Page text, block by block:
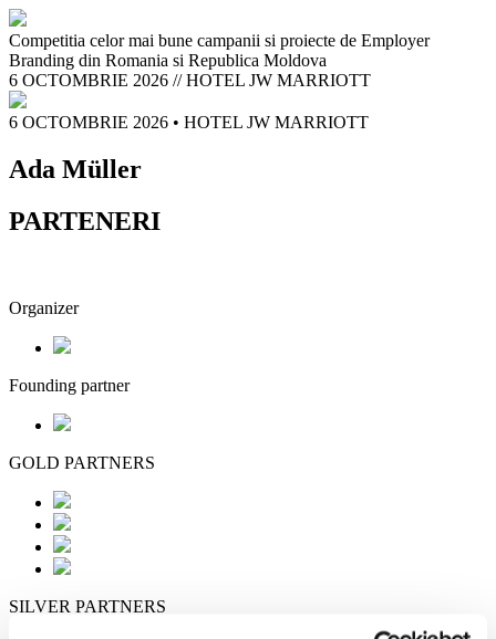
Competitia celor mai bune campanii si proiecte de Employer
Branding din Romania si Republica Moldova
6 OCTOMBRIE 2026 //HOTEL JW MARRIOTT
6 OCTOMBRIE 2026 • HOTEL JW MARRIOTT
Ada Müller
PARTENERI
Organizer
Founding partner
GOLD PARTNERS
SILVER PARTNERS